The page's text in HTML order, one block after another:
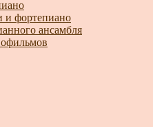
и фортепиано
ансамбля